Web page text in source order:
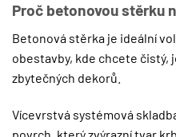
Proč betonovou stěrku
Betonová stěrka je ideální
obestavby, kde chcete čistý,
zbytečných dekorů.
Vícevrstvá systémová
povrch, který zvýrazní tvar